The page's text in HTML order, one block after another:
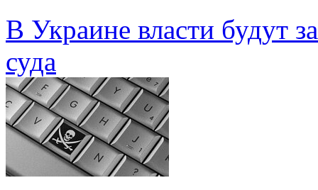
В Украине власти будут
суда